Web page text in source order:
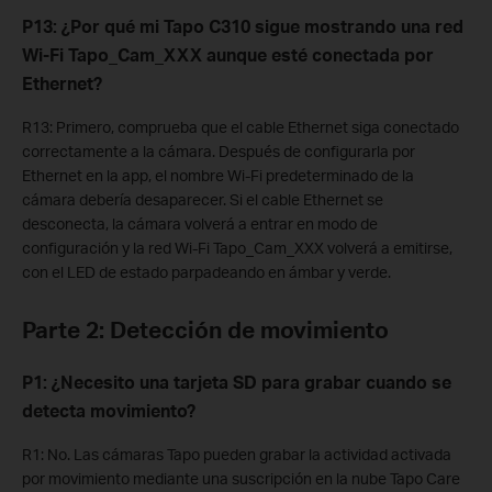
P13: ¿Por qué mi Tapo C310 sigue mostrando una red
Wi-Fi Tapo_Cam_XXX aunque esté conectada por
Ethernet?
R13: Primero, comprueba que el cable Ethernet siga conectado
correctamente a la cámara. Después de configurarla por
Ethernet en la app, el nombre Wi-Fi predeterminado de la
cámara debería desaparecer. Si el cable Ethernet se
desconecta, la cámara volverá a entrar en modo de
configuración y la red Wi-Fi Tapo_Cam_XXX volverá a emitirse,
con el LED de estado parpadeando en ámbar y verde.
Parte 2: Detección de movimiento
P1: ¿Necesito una tarjeta SD para grabar cuando se
detecta movimiento?
R1: No. Las cámaras Tapo pueden grabar la actividad activada
por movimiento mediante una suscripción en la nube Tapo Care